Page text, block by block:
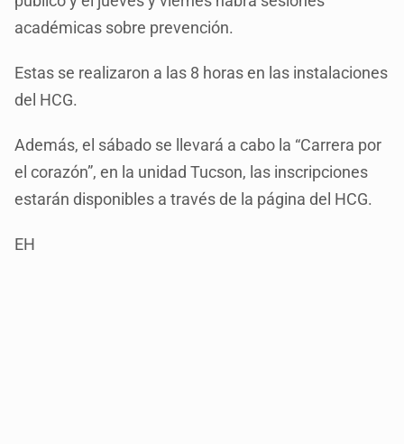
académicas sobre prevención.
Estas se realizaron a las 8 horas en las instalaciones
del HCG.
Además, el sábado se llevará a cabo la “Carrera por
el corazón”, en la unidad Tucson, las inscripciones
estarán disponibles a través de la página del HCG.
EH